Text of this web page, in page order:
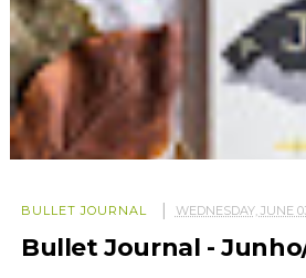
BULLET JOURNAL WEDNESDAY, JUNE
Bullet Journal -